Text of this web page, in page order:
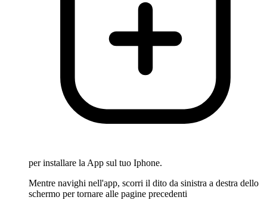
per installare la App sul tuo Iphone.
Mentre navighi nell'app, scorri il dito da sinistra a destra dello
schermo per tornare alle pagine precedenti